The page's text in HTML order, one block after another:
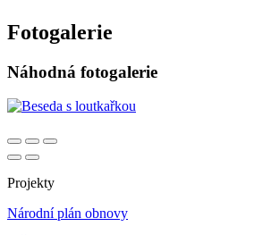
Fotogalerie
Náhodná fotogalerie
Projekty
Národní plán obnovy